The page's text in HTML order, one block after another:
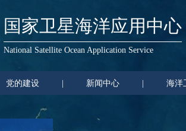
国家卫星海洋应用中心
National Satellite Ocean Application Service
党的建设 新闻中心 海洋